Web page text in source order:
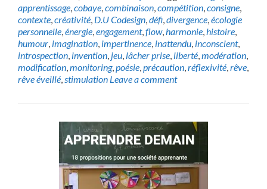
apprentissage,cobaye,combinaison,compétition,consigne,
contexte,créativité, D.U Codesign,défi,divergence,écologie
personnelle,énergie,engagement,flow,harmonie,histoire,
humour, imagination, impertinence, inattendu, inconscient,
introspection, invention, jeu, lâcher prise, liberté,modération,
modification,monitoring,poésie,précaution,réflexivité,rêve,
rêve éveillé,stimulation Leave a comment